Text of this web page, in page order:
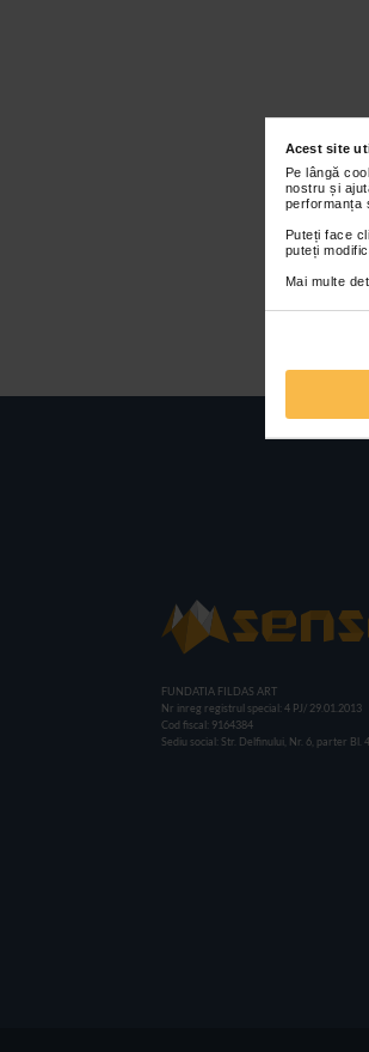
Acest site
Pe lângă
nostru și
performanța
Puteți face
puteți
Mai multe
FUNDATIA FILDAS ART
Nr inreg registrul special: 4 PJ/ 29.01.2013
Cod fiscal: 9164384
Sediu social: Str. Delfinului, Nr. 6, parter Bl.